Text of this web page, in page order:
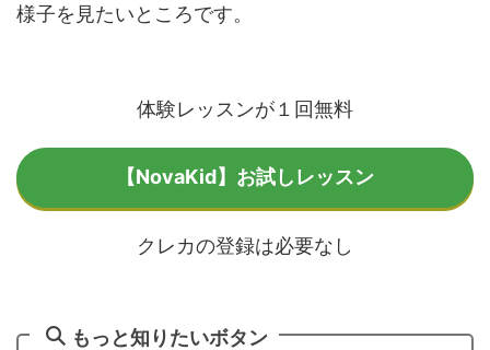
様子を見たいところです。
体験レッスンが１回無料
【NovaKid】お試しレッスン
クレカの登録は必要なし
もっと知りたいボタン